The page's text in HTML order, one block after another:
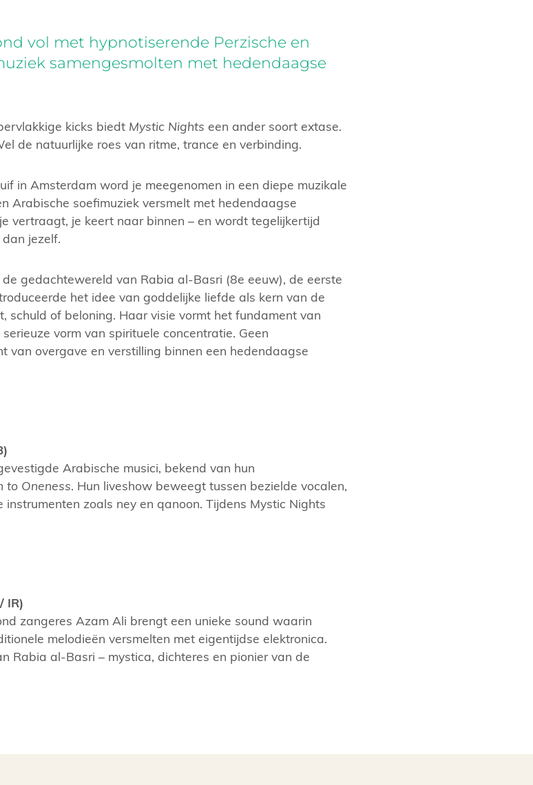
vol met hypnotiserende Perzische en
samengesmolten met hedendaagse
kicks biedt Mystic Nights een ander soort extase.
de natuurlijke roes van ritme, trance en verbinding.
in Amsterdam word je meegenomen in een diepe muzikale
Arabische soefimuziek versmelt met hedendaagse
vertraagt, je keert naar binnen – en wordt tegelijkertijd
jezelf.
gedachtewereld van Rabia al-Basri (8e eeuw), de eerste
het idee van goddelijke liefde als kern van de
schuld of beloning. Haar visie vormt het fundament van
vorm van spirituele concentratie. Geen
van overgave en verstilling binnen een hedendaagse
Arabische musici, bekend van hun
to Oneness. Hun liveshow beweegt tussen bezielde vocalen,
zoals ney en qanoon. Tijdens Mystic Nights
IR)
zangeres Azam Ali brengt een unieke sound waarin
melodieën versmelten met eigentijdse elektronica.
Rabia al-Basri – mystica, dichteres en pionier van de